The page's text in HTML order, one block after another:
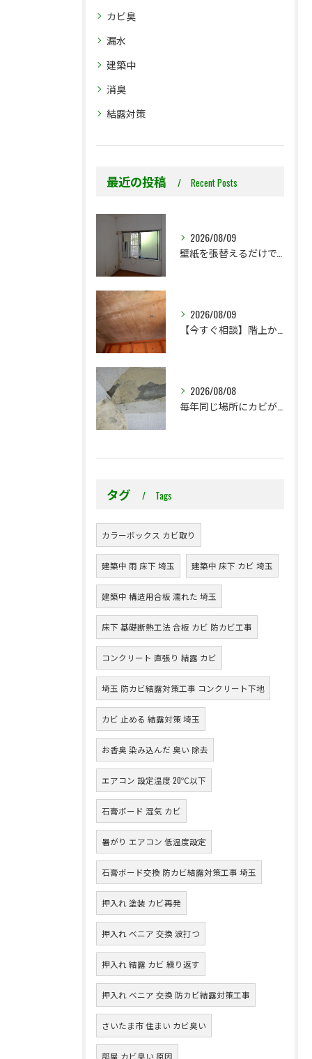
カビ臭
漏水
建築中
消臭
結露対策
最近の投稿 Recent Posts
2026/08/09
壁紙を張替えるだけで、本当に大丈夫ですか？
2026/08/09
【今すぐ相談】階上からのちょっとした水漏れ後の小さな防カビ工事
2026/08/08
毎年同じ場所にカビが出る理由をご存じですか？
タグ Tags
カラーボックス カビ取り
建築中 雨 床下 埼玉 建築中 床下 カビ 埼玉
建築中 構造用合板 濡れた 埼玉
床下 基礎断熱工法 合板 カビ 防カビ工事
コンクリート 直張り 結露 カビ
埼玉 防カビ結露対策工事 コンクリート下地
カビ 止める 結露対策 埼玉
お香臭 染み込んだ 臭い 除去
エアコン 設定温度 20℃以下
石膏ボード 湿気 カビ
暑がり エアコン 低温度設定
石膏ボード交換 防カビ結露対策工事 埼玉
押入れ 塗装 カビ再発
押入れ ベニア 交換 波打つ
押入れ 結露 カビ 繰り返す
押入れ ベニア 交換 防カビ結露対策工事
さいたま市 住まい カビ臭い
部屋 カビ臭い 原因